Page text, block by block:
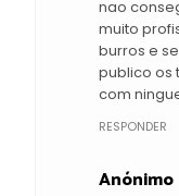
nao
muito
burros e
publico os
com
RESPONDER
Anónimo